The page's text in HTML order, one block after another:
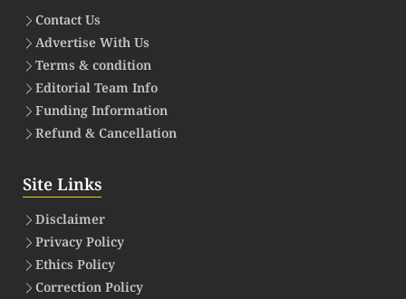
Contact Us
Advertise With Us
Terms & condition
Editorial Team Info
Funding Information
Refund & Cancellation
Site Links
Disclaimer
Privacy Policy
Ethics Policy
Correction Policy